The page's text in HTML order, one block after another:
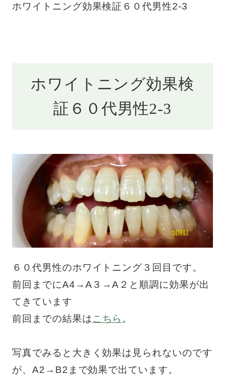
ホワイトニング効果検証６０代男性2-3
ホワイトニング効果検
証６０代男性2-3
６０代男性のホワイトニング３回目です。
前回までにA4→A３→A２と順調に効果が出
てきています
前回までの結果はこちら 。
写真でみると大きく効果は見られないのです
が、A2→B2まで効果で出ています。